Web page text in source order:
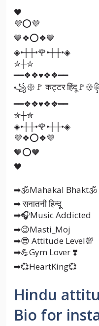
🖤
💜⭕💜
💙❖⭕❖💙
◈•┼┼•🌹•┼┼•◈
✮┼✮
━━❖❖♥❖❖━━
꧁𑁍🚩 कट्टर
━━❖❖♥❖❖━━
✮┼✮
◈•┼┼•🌹•┼┼•◈
💜❖⭕❖💜
🧡⭕🧡
🖤
➡🕉Mahakal Bhakt🕉
➡ सनातनी हिन्दू
➡🎧Music Addicted
➡😉Masti_Moj
➡😎 Attitude Level💯
➡💪Gym Lover ❣️
➡💞HeartKing💞
Hindu
Bio for